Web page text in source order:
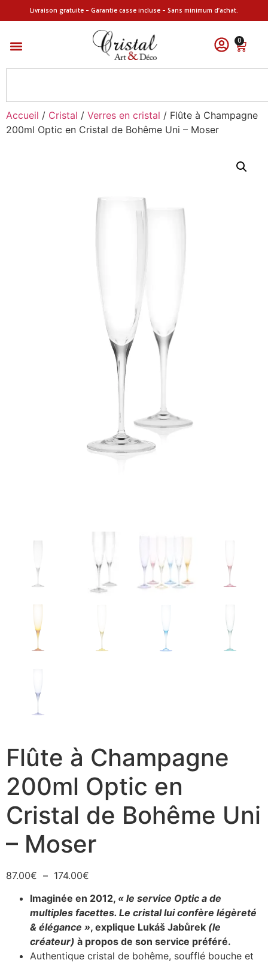
Livraison gratuite – Garantie casse incluse – Sans minimum d’achat.
0
Accueil / Cristal / Verres en cristal / Flûte à Champagne
200ml Optic en Cristal de Bohême Uni – Moser
Flûte à Champagne
200ml Optic en
Cristal de Bohême Uni
– Moser
87.00€ – 174.00€
Imaginée en 2012, « le service Optic a de
multiples facettes. Le cristal lui confère légèreté
& élégance », explique Lukáš Jabůrek (le
créateur) à propos de son service préféré.
Authentique cristal de bohême, soufflé bouche et